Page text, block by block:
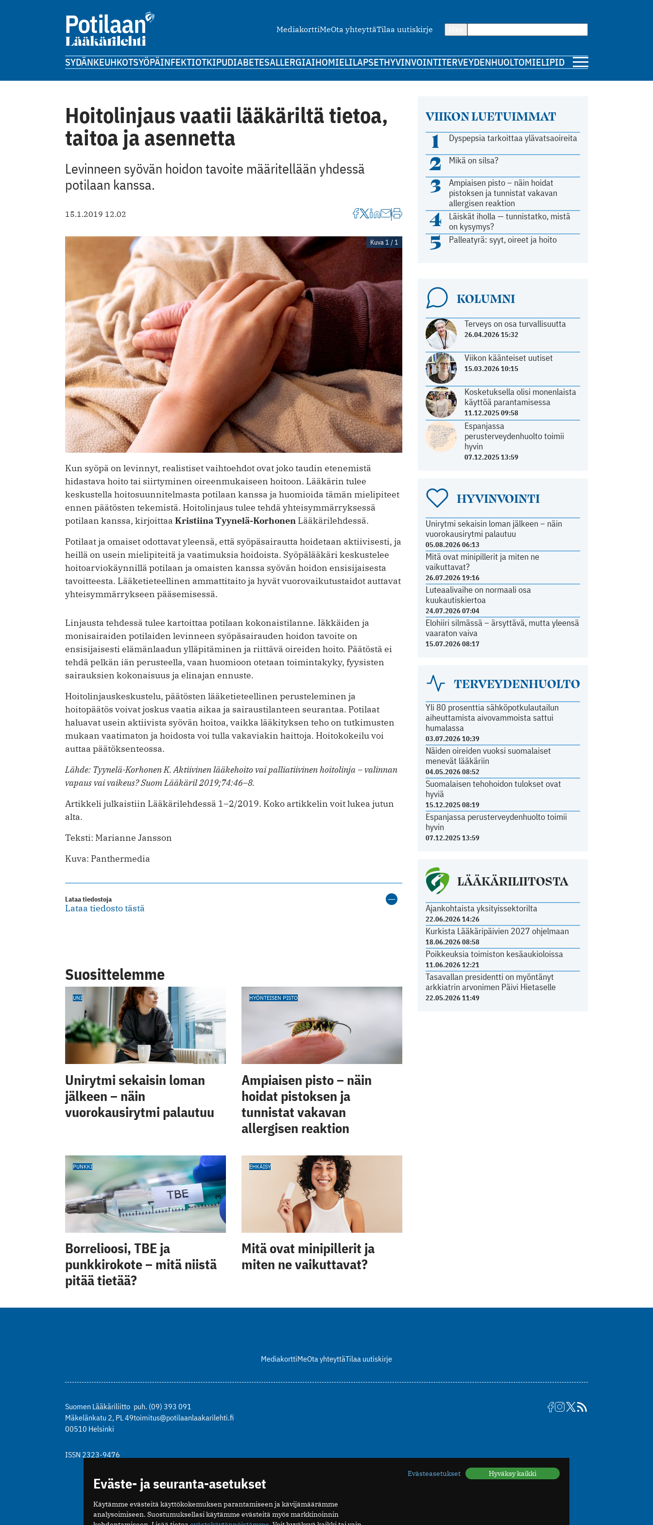
MediakorttiMeOta yhteyttäTilaa uutiskirje
SYDÄNKEUHKOTSYÖPÄINFEKTIOTKIPUDIABETESALLERGIAIHOMIELILAPSETHYVINVOINTITERVEYDENHUOLTOMIELIPIDE
VIIKON LUETUIMMAT
1 Dyspepsia tarkoittaa ylävatsaoireita
2 Mikä on silsa?
3
Ampiaisen pisto – näin hoidat
pistoksen ja tunnistat vakavan
allergisen reaktion
4
Läiskät iholla — tunnistatko, mistä
on kysymys?
5 Palleatyrä: syyt, oireet ja hoito
KOLUMNI
Terveys on osa turvallisuutta
26.04.2026 15:32
Viikon käänteiset uutiset
15.03.2026 10:15
Kosketuksella olisi monenlaista
käyttöä parantamisessa
11.12.2025 09:58
Espanjassa
perusterveydenhuolto toimii
hyvin
07.12.2025 13:59
HYVINVOINTI
Unirytmi sekaisin loman jälkeen – näin
vuorokausirytmi palautuu
05.08.2026 06:13
Mitä ovat minipillerit ja miten ne
vaikuttavat?
26.07.2026 19:16
Luteaalivaihe on normaali osa
kuukautiskiertoa
24.07.2026 07:04
Elohiiri silmässä – ärsyttävä, mutta yleensä
vaaraton vaiva
15.07.2026 08:17
TERVEYDENHUOLTO
Yli 80 prosenttia sähköpotkulautailun
aiheuttamista aivovammoista sattui
humalassa
03.07.2026 10:39
Näiden oireiden vuoksi suomalaiset
menevät lääkäriin
04.05.2026 08:52
Suomalaisen tehohoidon tulokset ovat
hyviä
15.12.2025 08:19
Espanjassa perusterveydenhuolto toimii
hyvin
07.12.2025 13:59
LÄÄKÄRILIITOSTA
Ajankohtaista yksityissektorilta
22.06.2026 14:26
Kurkista Lääkäripäivien 2027 ohjelmaan
18.06.2026 08:58
Poikkeuksia toimiston kesäaukioloissa
11.06.2026 12:21
Tasavallan presidentti on myöntänyt
arkkiatrin arvonimen Päivi Hietaselle
22.05.2026 11:49
Hoitolinjaus vaatii lääkäriltä tietoa,
taitoa ja asennetta
Levinneen syövän hoidon tavoite määritellään yhdessä
potilaan kanssa.
15.1.2019 12.02
Kuva 1 / 1
Kun syöpä on levinnyt, realistiset vaihtoehdot ovat joko taudin etenemistä
hidastava hoito tai siirtyminen oireenmukaiseen hoitoon. Lääkärin tulee
keskustella hoitosuunnitelmasta potilaan kanssa ja huomioida tämän mielipiteet
ennen päätösten tekemistä. Hoitolinjaus tulee tehdä yhteisymmärryksessä
potilaan kanssa, kirjoittaa Kristiina Tyynelä-Korhonen Lääkärilehdessä.
Potilaat ja omaiset odottavat yleensä, että syöpäsairautta hoidetaan aktiivisesti, ja
heillä on usein mielipiteitä ja vaatimuksia hoidoista. Syöpälääkäri keskustelee
hoitoarviokäynnillä potilaan ja omaisten kanssa syövän hoidon ensisijaisesta
tavoitteesta. Lääketieteellinen ammattitaito ja hyvät vuorovaikutustaidot auttavat
yhteisymmärrykseen pääsemisessä.
Linjausta tehdessä tulee kartoittaa potilaan kokonaistilanne. Iäkkäiden ja
monisairaiden potilaiden levinneen syöpäsairauden hoidon tavoite on
ensisijaisesti elämänlaadun ylläpitäminen ja riittävä oireiden hoito. Päätöstä ei
tehdä pelkän iän perusteella, vaan huomioon otetaan toimintakyky, fyysisten
sairauksien kokonaisuus ja elinajan ennuste.
Hoitolinjauskeskustelu, päätösten lääketieteellinen perusteleminen ja
hoitopäätös voivat joskus vaatia aikaa ja sairaustilanteen seurantaa. Potilaat
haluavat usein aktiivista syövän hoitoa, vaikka lääkityksen teho on tutkimusten
mukaan vaatimaton ja hoidosta voi tulla vakaviakin haittoja. Hoitokokeilu voi
auttaa päätöksenteossa.
Lähde: Tyynelä-Korhonen K. Aktiivinen lääkehoito vai palliatiivinen hoitolinja – valinnan
vapaus vai vaikeus? Suom Lääkäril 2019;74:46–8.
Artikkeli julkaistiin Lääkärilehdessä 1–2/2019. Koko artikkelin voit lukea jutun
alta.
Teksti: Marianne Jansson
Kuva: Panthermedia
Lataa tiedostoja
Lataa tiedosto tästä
Suosittelemme
UNI
Unirytmi sekaisin loman
jälkeen – näin
vuorokausirytmi palautuu
HYÖNTEISEN PISTO
Ampiaisen pisto – näin
hoidat pistoksen ja
tunnistat vakavan
allergisen reaktion
PUNKKI
Borrelioosi, TBE ja
punkkirokote – mitä niistä
pitää tietää?
EHKÄISY
Mitä ovat minipillerit ja
miten ne vaikuttavat?
MediakorttiMeOta yhteyttäTilaa uutiskirje
Suomen Lääkäriliitto
Mäkelänkatu 2, PL 49
00510 Helsinki
puh. (09) 393 091
toimitus@potilaanlaakarilehti.fi
ISSN 2323-9476
Eväste- ja seuranta-asetukset
Käytämme evästeitä käyttökokemuksen parantamiseen ja kävijämäärämme
analysoimiseen. Suostumuksellasi käytämme evästeitä myös markkinoinnin
Evästeasetukset Hyväksy kaikki